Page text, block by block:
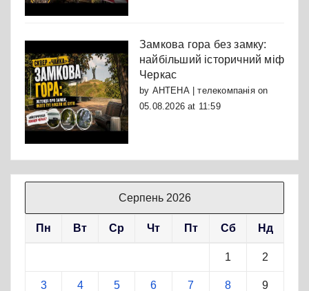
Замкова гора без замку:
найбільший історичний міф
Черкас
by АНТЕНА | телекомпаніяon
05.08.2026 at 11:59
Серпень 2026
Пн Вт Ср Чт Пт Сб Нд
1 2
3 4 5 6 7 8 9